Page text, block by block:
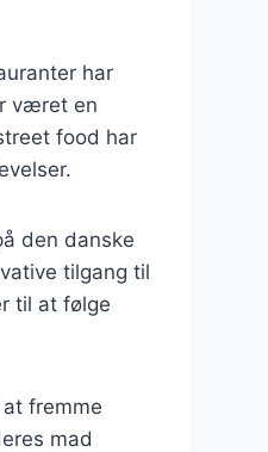
har
været en
food har
den danske
tilgang til
til at følge
fremme
mad